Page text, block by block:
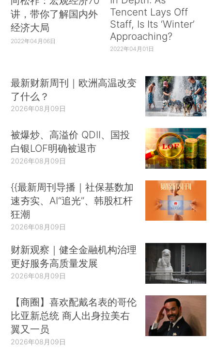
讲，带你了解国内外
经济大局
2022年04月06日
Tencent Lays Off
Staff, Is Its ‘Winter’
Approaching?
2022年04月01日
最新财新周刊｜欧洲高温改变
了什么？
2026年08月09日
被爆炒、高溢价 QDII、国投
白银LOF明确被退市
2026年08月09日
{{最新周刊导播｜社保基数加
速夯实、AI“追光”、韩股杠杆
狂潮
2026年08月09日
财新观察｜健全金融机构治理
更好服务高质量发展
2026年08月09日
【商圈】喜欢配戴名表的哥伦
比亚新总统 商人出身拉美右
翼又一员
2026年08月09日